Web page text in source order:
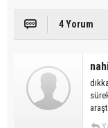
4 Yorum